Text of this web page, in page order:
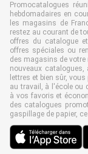
Promocatalogues
hebdomadaires en
les magasins de
restez au courant de
offres du catalogue
offres spéciales ou
des magasins de votre
nouveaux
lettres et bien sûr,
au travail, à l'école ou
à vos favoris et
des catalogues
gaspillage de papier,